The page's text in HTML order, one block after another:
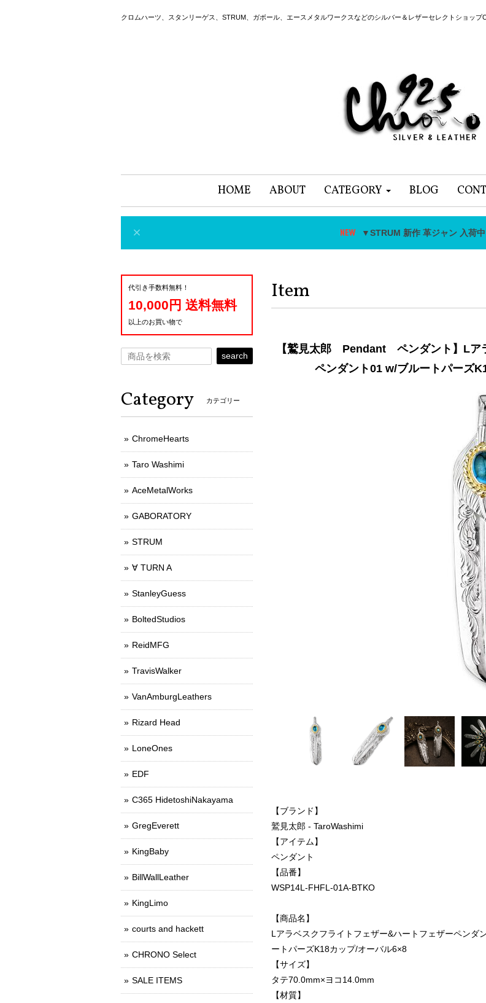
クロムハーツ、スタンリーゲス、STRUM、ガボール、エースメタルワークスなどのシルバー＆レザーセレクトショップ
HOME ABOUT CATEGORY BLOG
▼STRUM 新作 革ジャン 入荷中
Item
【鷲見太郎 Pendant ペンダント】Lア
ペンダント01 w/ブルートパーズ
【ブランド】
鷲見太郎 - TaroWashimi
【アイテム】
ペンダント
【品番】
WSP14L-FHFL-01A-BTKO
【商品名】
Lアラベスクフライトフェザー&ハートフェザーペンダ
ートパーズK18カップ/オーバル6×8
【サイズ】
タテ70.0mm×ヨコ14.0mm
【材質】
代引き手数料無料！
10,000円 送料無料
以上のお買い物で
search
Category カテゴリー
ChromeHearts
Taro Washimi
AceMetalWorks
GABORATORY
STRUM
∀ TURN A
StanleyGuess
BoltedStudios
ReidMFG
TravisWalker
VanAmburgLeathers
Rizard Head
LoneOnes
EDF
C365 HidetoshiNakayama
GregEverett
KingBaby
BillWallLeather
KingLimo
courts and hackett
CHRONO Select
SALE ITEMS